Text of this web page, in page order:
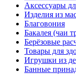
Аксессуары
Изделия из
Благовония
Бакалея (чаи
Берёзовые
Товары для
Игрушки из
Банные